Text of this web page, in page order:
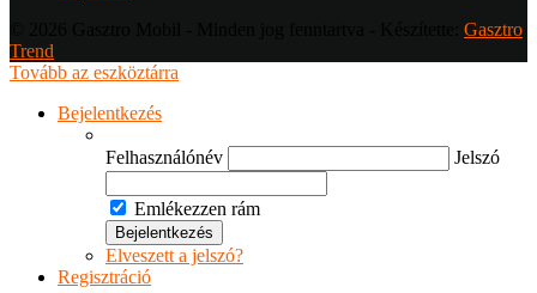
Gasztro
Trend
Tovább az eszköztárra
Bejelentkezés
Felhasználónév Jelszó
Emlékezzen rám
Elveszett a jelszó?
Regisztráció